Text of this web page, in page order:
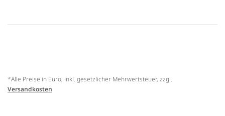
*Alle Preise in Euro, inkl. gesetzlicher Mehrwertsteuer, zzgl.
Versandkosten